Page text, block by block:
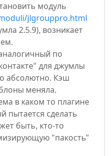
модуль
jlgrouppro.html
2.5.9), возникает
по
для джумлы
абсолютно. Кэш
меняла.
в каком то плагине
пытается сделать
быть, кто-то
"пакость"